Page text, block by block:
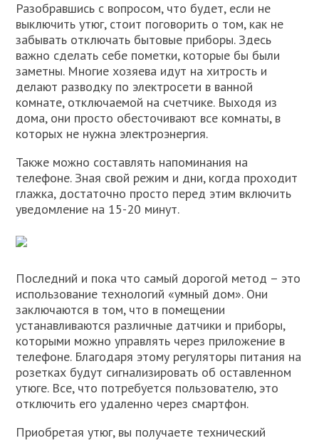
Разобравшись с вопросом, что будет, если не
выключить утюг, стоит поговорить о том, как не
забывать отключать бытовые приборы. Здесь
важно сделать себе пометки, которые бы были
заметны. Многие хозяева идут на хитрость и
делают разводку по электросети в ванной
комнате, отключаемой на счетчике. Выходя из
дома, они просто обесточивают все комнаты, в
которых не нужна электроэнергия.
Также можно составлять напоминания на
телефоне. Зная свой режим и дни, когда проходит
глажка, достаточно просто перед этим включить
уведомление на 15-20 минут.
Последний и пока что самый дорогой метод – это
использование технологий «умный дом». Они
заключаются в том, что в помещении
устанавливаются различные датчики и приборы,
которыми можно управлять через приложение в
телефоне. Благодаря этому регуляторы питания на
розетках будут сигнализировать об оставленном
утюге. Все, что потребуется пользователю, это
отключить его удаленно через смартфон.
Приобретая утюг, вы получаете технический